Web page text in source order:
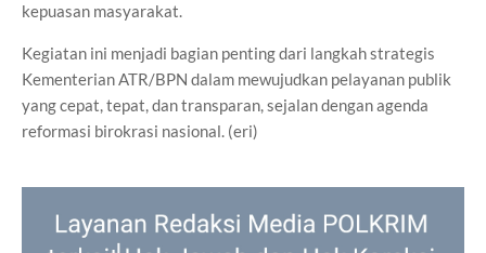
kepuasan masyarakat.
Kegiatan ini menjadi bagian penting dari langkah strategis
Kementerian ATR/BPN dalam mewujudkan pelayanan publik
yang cepat, tepat, dan transparan, sejalan dengan agenda
reformasi birokrasi nasional. (eri)